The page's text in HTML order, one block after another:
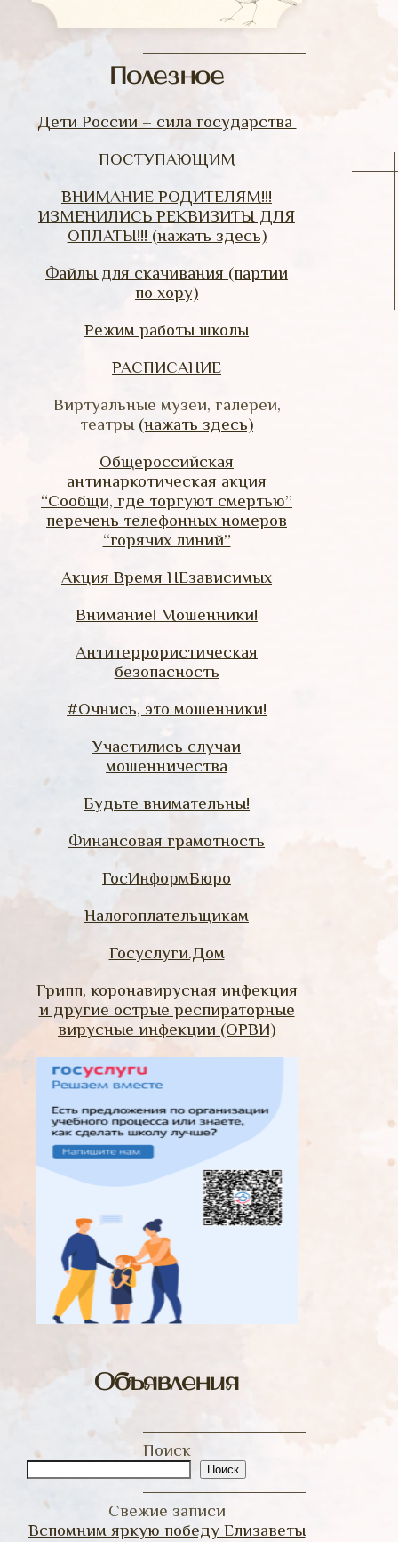
Полезное
Дети России – сила государства
ПОСТУПАЮЩИМ
ВНИМАНИЕ РОДИТЕЛЯМ!!!
ИЗМЕНИЛИСЬ РЕКВИЗИТЫ ДЛЯ
ОПЛАТЫ!!! (нажать здесь)
Файлы для скачивания (партии
по хору)
Режим работы школы
РАСПИСАНИЕ
Виртуальные музеи, галереи,
театры (нажать здесь)
Общероссийская
антинаркотическая акция
“Сообщи, где торгуют смертью”
перечень телефонных номеров
“горячих линий”
Акция Время НЕзависимых
Внимание! Мошенники!
Антитеррористическая
безопасность
#Очнись, это мошенники!
Участились случаи
мошенничества
Будьте внимательны!
Финансовая грамотность
ГосИнформБюро
Налогоплательщикам
Госуслуги.Дом
Грипп, коронавирусная инфекция
и другие острые респираторные
вирусные инфекции (ОРВИ)
Объявления
Поиск
Поиск
Свежие записи
Вспомним яркую победу Елизаветы